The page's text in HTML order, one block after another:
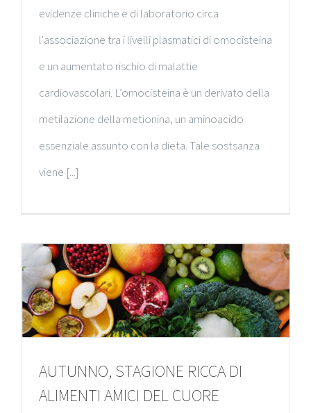
evidenze cliniche e di laboratorio circa
l'associazione tra i livelli plasmatici di omocisteina
e un aumentato rischio di malattie
cardiovascolari. L’omocisteina è un derivato della
metilazione della metionina, un aminoacido
essenziale assunto con la dieta. Tale sostsanza
viene [...]
AUTUNNO, STAGIONE RICCA DI
ALIMENTI AMICI DEL CUORE